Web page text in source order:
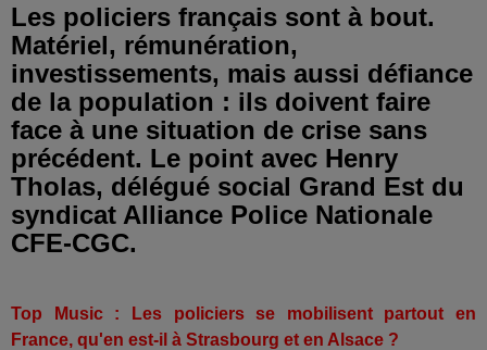
Les policiers français sont à bout.
Matériel, rémunération,
investissements, mais aussi défiance
de la population : ils doivent faire
face à une situation de crise sans
précédent. Le point avec Henry
Tholas, délégué social Grand Est du
syndicat Alliance Police Nationale
CFE-CGC.
Top Music : Les policiers se mobilisent partout en
France, qu'en est-il à Strasbourg et en Alsace ?